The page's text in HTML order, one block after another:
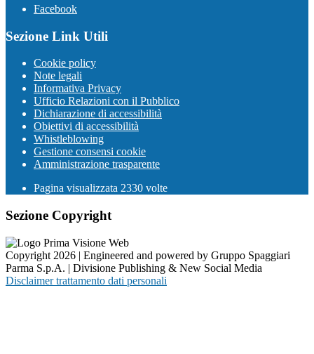
Facebook
Sezione Link Utili
Cookie policy
Note legali
Informativa Privacy
Ufficio Relazioni con il Pubblico
Dichiarazione di accessibilità
Obiettivi di accessibilità
Whistleblowing
Gestione consensi cookie
Amministrazione trasparente
Pagina visualizzata 2330 volte
Sezione Copyright
Copyright 2026 | Engineered and powered by Gruppo Spaggiari
Parma S.p.A. | Divisione Publishing & New Social Media
Disclaimer trattamento dati personali